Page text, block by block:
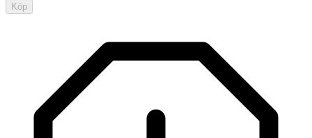
Köp